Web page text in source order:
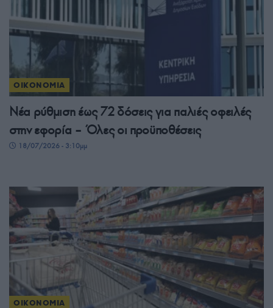
ΟΙΚΟΝΟΜΙΑ
Νέα ρύθμιση έως 72 δόσεις για παλιές οφειλές
στην εφορία – Όλες οι προϋποθέσεις
18/07/2026 - 3:10μμ
ΟΙΚΟΝΟΜΙΑ